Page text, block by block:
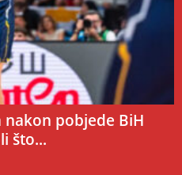
nakon pobjede BiH
što...